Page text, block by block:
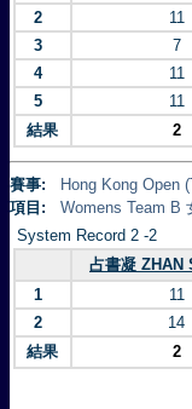
2
11
3
7
4
11
5
11
結果
2
賽事:
Hong Kong Open
項目:
Womens Team B
System Record 2 -2
占書凝 ZHAN
1
11
2
14
結果
2